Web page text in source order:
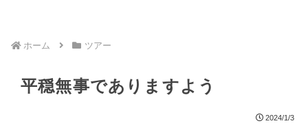
ホーム ツアー
平穏無事でありますよう
2024/1/3